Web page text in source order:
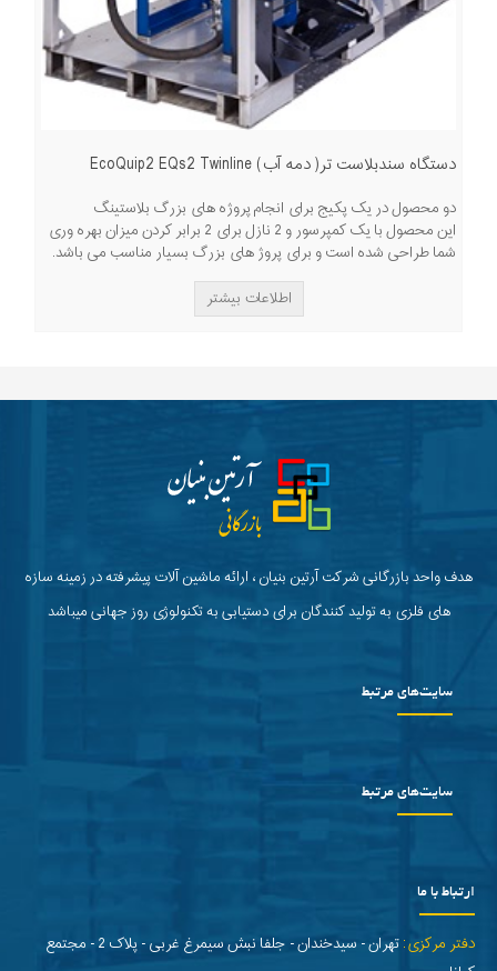
دستگاه سندبلاست تر( دمه آب) EcoQuip2 EQs2 Twinline
دو محصول در یک پکیج برای انجام پروژه های بزرگ بلاستینگ
این محصول با یک کمپرسور و 2 نازل برای 2 برابر کردن میزان بهره وری
شما طراحی شده است و برای پروژ های بزرگ بسیار مناسب می باشد.
اطلاعات بیشتر
هدف واحد بازرگانی شرکت آرتین بنیان ، ارائه ماشین آلات پیشرفته در زمینه سازه
های فلزی به تولید کنندگان برای دستیابی به تکنولوژی روز جهانی میباشد
سایت‌های مرتبط
سایت‌های مرتبط
ارتباط با ما
دفتر مرکزی:
تهران - سیدخندان - جلفا نبش سیمرغ غربی - پلاک 2 - مجتمع